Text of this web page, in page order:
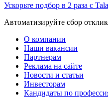
Ускорьте подбор в 2 раза с
Автоматизируйте сбор
О компании
Наши вакансии
Партнерам
Реклама на сайте
Новости и статьи
Инвесторам
Кандидаты по